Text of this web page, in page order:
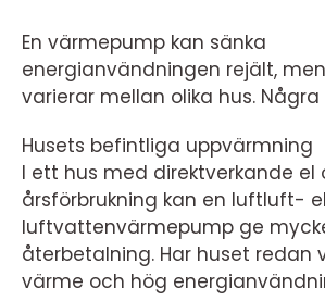
En värmepump kan sänka
energianvändningen rejält,
varierar mellan olika hus.
Husets befintliga uppvärmning
I ett hus med direktverkande el
årsförbrukning kan en luftluft-
luftvattenvärmepump ge
återbetalning. Har huset redan
värme och hög